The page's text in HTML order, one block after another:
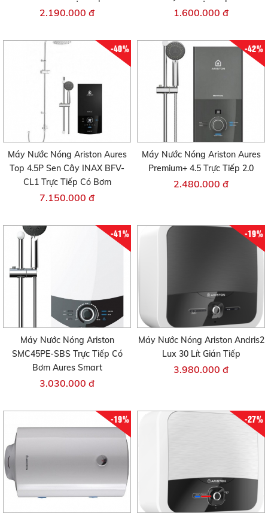
2.190.000 đ 1.600.000 đ
-40%
Máy Nước Nóng Ariston Aures
Top 4.5P Sen Cây INAX BFV-
CL1 Trực Tiếp Có Bơm
7.150.000 đ
-42%
Máy Nước Nóng Ariston Aures
Premium+ 4.5 Trực Tiếp 2.0
2.480.000 đ
-41%
Máy Nước Nóng Ariston
SMC45PE-SBS Trực Tiếp Có
Bơm Aures Smart
3.030.000 đ
-19%
Máy Nước Nóng Ariston Andris2
Lux 30 Lít Gián Tiếp
3.980.000 đ
-19% -27%